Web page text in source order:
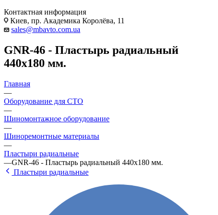
Контактная информация
Киев, пр. Академика Королёва, 11
sales@mbavto.com.ua
GNR-46 - Пластырь радиальный
440х180 мм.
Главная
—
Оборудование для СТО
—
Шиномонтажное оборудование
—
Шиноремонтные материалы
—
Пластыри радиальные
—GNR-46 - Пластырь радиальный 440х180 мм.
Пластыри радиальные